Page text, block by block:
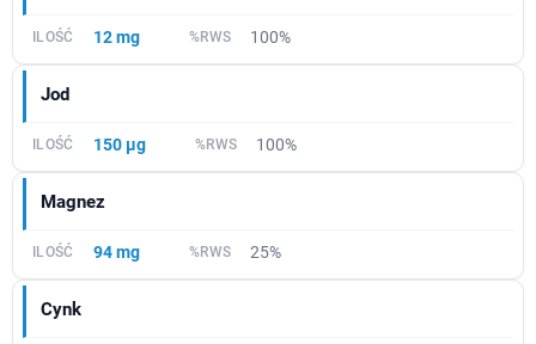
12 mg 100%
Jod
150 µg 100%
Magnez
94 mg 25%
Cynk